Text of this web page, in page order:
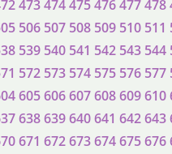
473474475476477478
506 507 508 509 510 511
539 540 541 542 543 544
572 573 574 575 576 577
605606607608609610
638639640641 642643
671 672673674675676